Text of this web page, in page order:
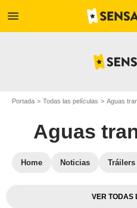
menu
Portada Todas las películas Aguas
Aguas
Home Noticias
VER TODAS